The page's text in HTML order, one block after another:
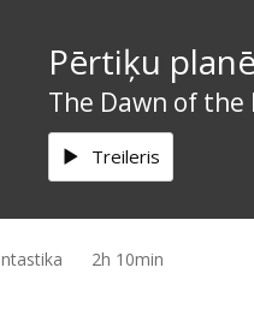
Pērtiķu
The Dawn of
Treileris
2h 10min